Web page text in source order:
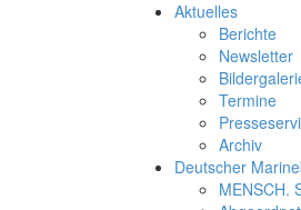
Aktuelles
Berichte
Newsletter
Termine
Archiv
Deutscher
MENSCH.